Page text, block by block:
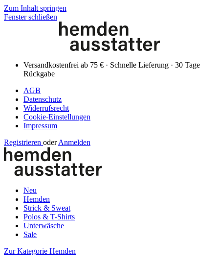
Zum Inhalt springen
Fenster schließen
Versandkostenfrei ab 75 € · Schnelle Lieferung · 30 Tage
Rückgabe
AGB
Datenschutz
Widerrufsrecht
Cookie-Einstellungen
Impressum
Registrieren oder Anmelden
Neu
Hemden
Strick & Sweat
Polos & T-Shirts
Unterwäsche
Sale
Zur Kategorie Hemden